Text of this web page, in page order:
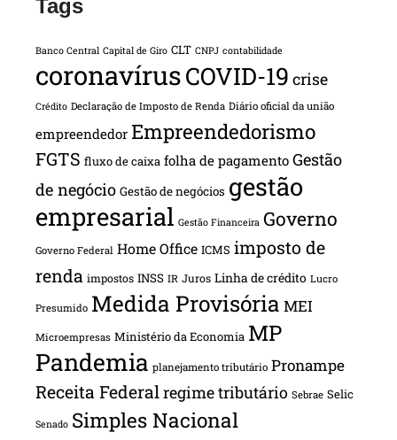
Tags
Banco Central Capital de Giro CLT CNPJ contabilidade
coronavírusCOVID-19 crise
Crédito Declaração de Imposto de Renda Diário oficial da união
empreendedor Empreendedorismo
FGTS fluxo de caixa folha de pagamento Gestão
de negócio Gestão de negócios gestão
empresarial Gestão Financeira Governo
Governo Federal Home Office ICMS imposto de
renda impostos INSS IR Juros Linha de crédito Lucro
Presumido Medida Provisória MEI
Microempresas Ministério da Economia MP
Pandemia planejamento tributário Pronampe
Receita Federalregime tributário Sebrae Selic
Senado Simples Nacional